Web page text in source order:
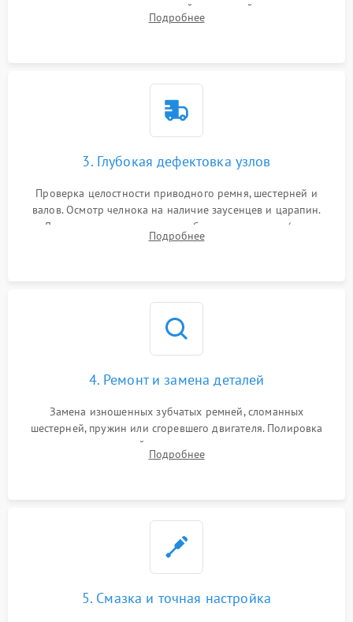
внутренних узлов от скопившейся тканевой пыли, очесов,
остатков старой смазки и обрывков нитей с помощью
Подробнее
3. Глубокая дефектовка узлов
Проверка целостности приводного ремня, шестерней и
валов. Осмотр челнока на наличие заусенцев и царапин.
Диагностика электромотора, блока управления (для
компьютерных машин), нитевдевателя и механизма
Подробнее
4. Ремонт и замена деталей
Замена изношенных зубчатых ремней, сломанных
шестерней, пружин или сгоревшего двигателя. Полировка
челночного устройства для устранения заусенцев.
Восстановление контактов в педали и пайка элементов на
Подробнее
5. Смазка и точная настройка